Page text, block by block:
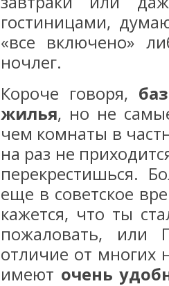
гостиницами,
«все включено»
ночлег.
Короче говоря,
жилья, но не
чем комнаты в
на раз не
перекрестишься.
еще в советское
кажется, что ты
пожаловать, или
отличие от многих
имеют очень